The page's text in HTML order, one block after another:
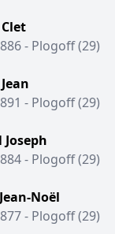
Clet
- Plogoff (29)
- Plogoff (29)
Joseph
- Plogoff (29)
Noël
- Plogoff (29)